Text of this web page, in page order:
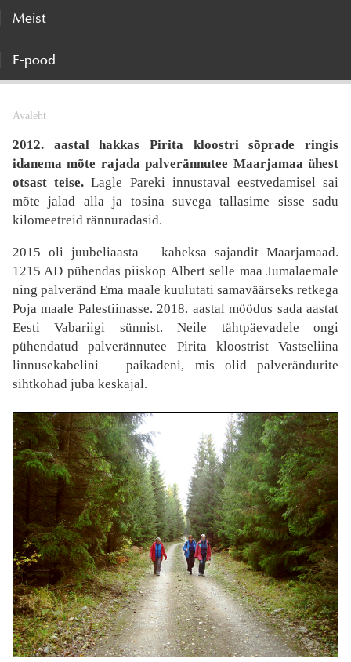
Meist
E-pood
Avaleht
2012. aastal hakkas Pirita kloostri sõprade ringis
idanema mõte rajada palverännutee Maarjamaa ühest
otsast teise. Lagle Pareki innustaval eestvedamisel sai
mõte jalad alla ja tosina suvega tallasime sisse sadu
kilomeetreid rännuradasid.
2015 oli juubeliaasta – kaheksa sajandit Maarjamaad.
1215 AD pühendas piiskop Albert selle maa Jumalaemale
ning palveränd Ema maale kuulutati samaväärseks retkega
Poja maale Palestiinasse. 2018. aastal möödus sada aastat
Eesti Vabariigi sünnist. Neile tähtpäevadele ongi
pühendatud palverännutee Pirita kloostrist Vastseliina
linnusekabelini – paikadeni, mis olid palverändurite
sihtkohad juba keskajal.